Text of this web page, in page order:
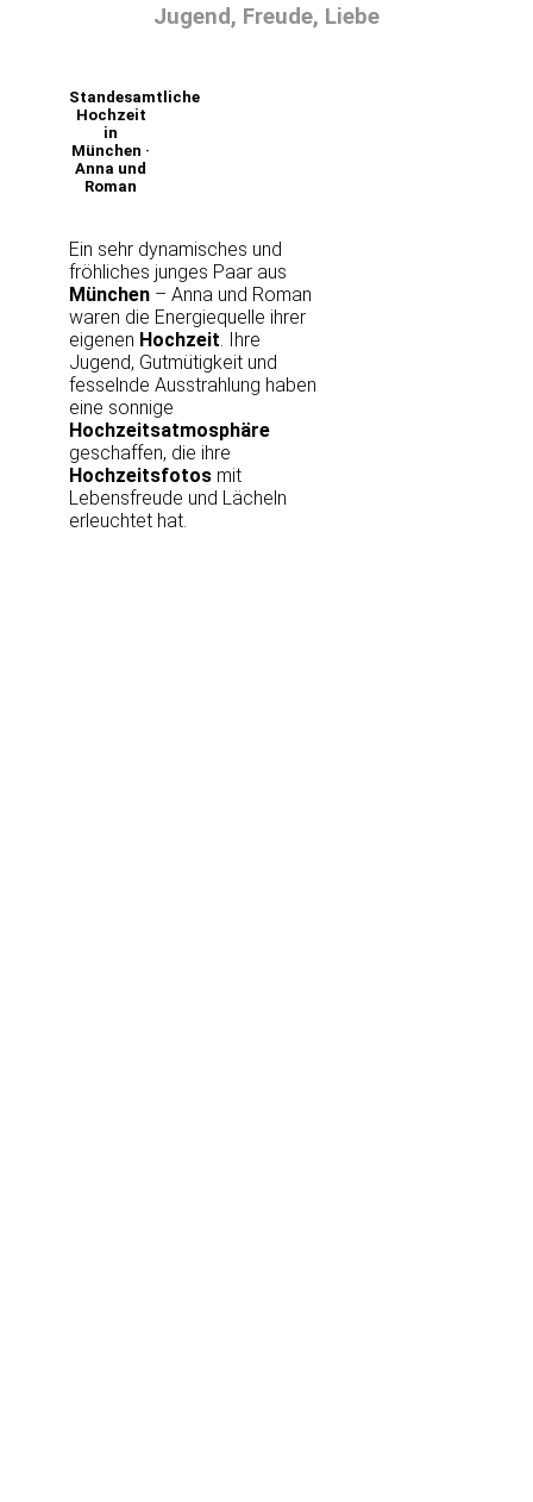
Jugend, Freude, Liebe
Standesamtliche
Hochzeit
in
München ·
Anna und
Roman
Ein sehr dynamisches und
fröhliches junges Paar aus
München – Anna und Roman
waren die Energiequelle ihrer
eigenen Hochzeit. Ihre
Jugend, Gutmütigkeit und
fesselnde Ausstrahlung haben
eine sonnige
Hochzeitsatmosphäre
geschaffen, die ihre
Hochzeitsfotos mit
Lebensfreude und Lächeln
erleuchtet hat.